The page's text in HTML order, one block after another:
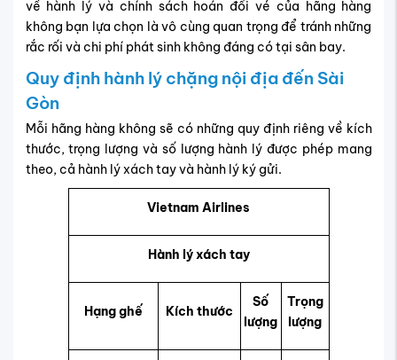
về hành lý và chính sách hoán đổi vé của hãng hàng
không bạn lựa chọn là vô cùng quan trọng để tránh những
rắc rối và chi phí phát sinh không đáng có tại sân bay.
Quy định hành lý chặng nội địa đến Sài
Gòn
Mỗi hãng hàng không sẽ có những quy định riêng về kích
thước, trọng lượng và số lượng hành lý được phép mang
theo, cả hành lý xách tay và hành lý ký gửi.
Vietnam Airlines
Hành lý xách tay
Hạng ghế Kích thước
Số
lượng
Trọng
lượng